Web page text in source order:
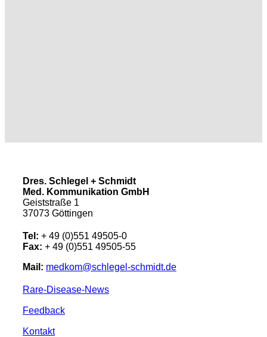
Dres. Schlegel + Schmidt
Med. Kommunikation GmbH
Geiststraße 1
37073 Göttingen
Tel: + 49 (0)551 49505-0
Fax: + 49 (0)551 49505-55
Mail: medkom@schlegel-schmidt.de
Rare-Disease-News
Feedback
Kontakt